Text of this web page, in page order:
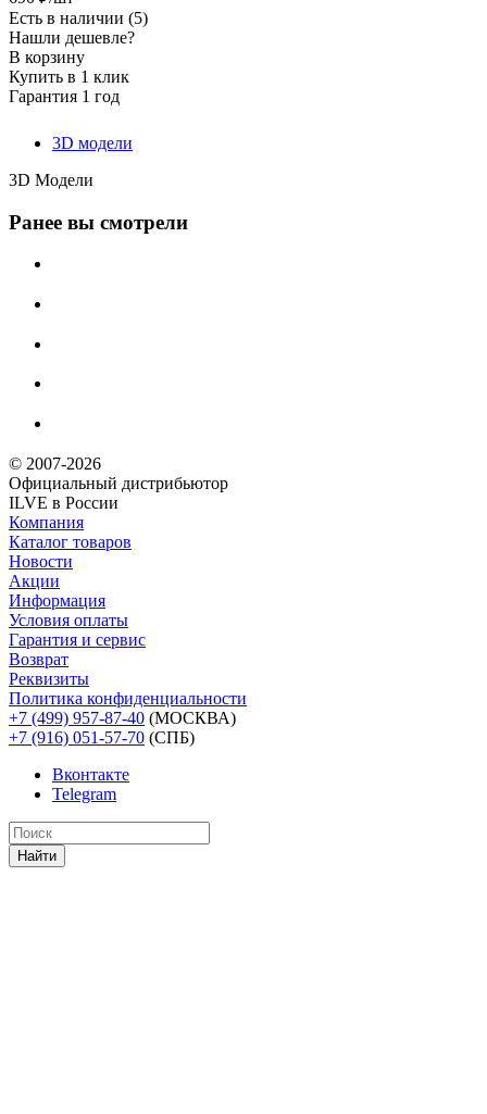
Есть в наличии (5)
Нашли дешевле?
В корзину
Купить в 1 клик
Гарантия 1 год
3D модели
3D Модели
Ранее вы смотрели
© 2007-2026
Официальный дистрибьютoр
ILVE в России
Компания
Каталог товаров
Новости
Акции
Информация
Условия оплаты
Гарантия и сервис
Возврат
Реквизиты
Политика конфиденциальности
+7 (499) 957-87-40 (МОСКВА)
+7 (916) 051-57-70 (СПБ)
Вконтакте
Telegram
Найти